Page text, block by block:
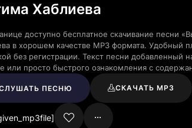
Хаблиева
доступно бесплатное скачивание песни
в хорошем качестве MP3 формата. Удобный
без регистрации. Текст песни добавленный
или просто быстрого ознакомления с
ПЕСНЮ СКАЧАТЬ MP3